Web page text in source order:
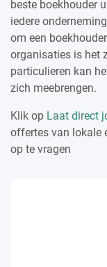
beste boekhouder
iedere
om een
organisaties is het
particulieren kan
zich meebrengen.
Klik op Laat direct
offertes van lokale
op te vragen